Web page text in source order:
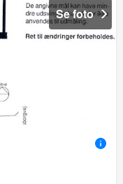
Se foto